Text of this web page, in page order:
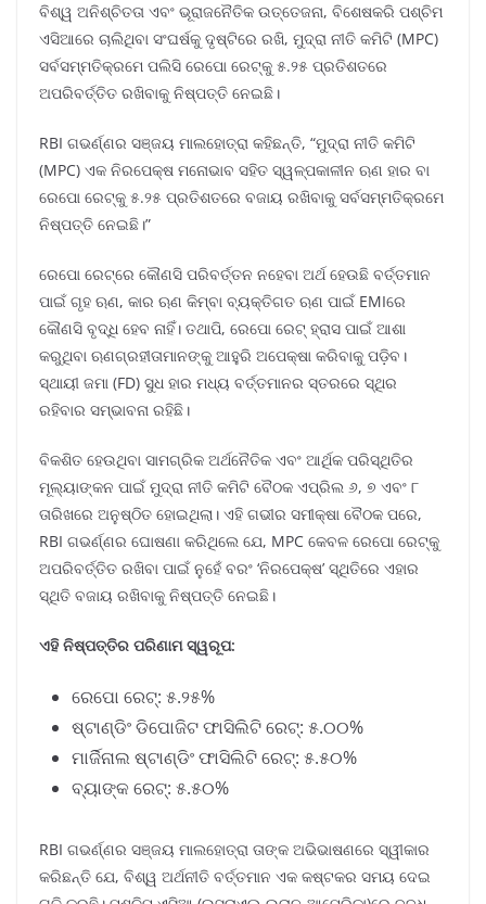
ବିଶ୍ୱ ଅନିଶ୍ଚିତତା ଏବଂ ଭୂରାଜନୈତିକ ଉତ୍ତେଜନା, ବିଶେଷକରି ପଶ୍ଚିମ
ଏସିଆରେ ଚାଲିଥିବା ସଂଘର୍ଷକୁ ଦୃଷ୍ଟିରେ ରଖି, ମୁଦ୍ରା ନୀତି କମିଟି (MPC)
ସର୍ବସମ୍ମତିକ୍ରମେ ପଲିସି ରେପୋ ରେଟ୍‌କୁ ୫.୨୫ ପ୍ରତିଶତରେ
ଅପରିବର୍ତ୍ତିତ ରଖିବାକୁ ନିଷ୍ପତ୍ତି ନେଇଛି।
RBI ଗଭର୍ଣ୍ଣର ସଞ୍ଜୟ ମାଲହୋତ୍ରା କହିଛନ୍ତି, “ମୁଦ୍ରା ନୀତି କମିଟି
(MPC) ଏକ ନିରପେକ୍ଷ ମନୋଭାବ ସହିତ ସ୍ୱଳ୍ପକାଳୀନ ଋଣ ହାର ବା
ରେପୋ ରେଟ୍‌କୁ ୫.୨୫ ପ୍ରତିଶତରେ ବଜାୟ ରଖିବାକୁ ସର୍ବସମ୍ମତିକ୍ରମେ
ନିଷ୍ପତ୍ତି ନେଇଛି।”
ରେପୋ ରେଟ୍‌ରେ କୌଣସି ପରିବର୍ତ୍ତନ ନହେବା ଅର୍ଥ ହେଉଛି ବର୍ତ୍ତମାନ
ପାଇଁ ଗୃହ ଋଣ, କାର ଋଣ କିମ୍ବା ବ୍ୟକ୍ତିଗତ ଋଣ ପାଇଁ EMIରେ
କୌଣସି ବୃଦ୍ଧି ହେବ ନାହିଁ। ତଥାପି, ରେପୋ ରେଟ୍‌ ହ୍ରାସ ପାଇଁ ଆଶା
କରୁଥିବା ଋଣଗ୍ରହୀତାମାନଙ୍କୁ ଆହୁରି ଅପେକ୍ଷା କରିବାକୁ ପଡ଼ିବ।
ସ୍ଥାୟୀ ଜମା (FD) ସୁଧ ହାର ମଧ୍ୟ ବର୍ତ୍ତମାନର ସ୍ତରରେ ସ୍ଥିର
ରହିବାର ସମ୍ଭାବନା ରହିଛି।
ବିକଶିତ ହେଉଥିବା ସାମଗ୍ରିକ ଅର୍ଥନୈତିକ ଏବଂ ଆର୍ଥିକ ପରିସ୍ଥିତିର
ମୂଲ୍ୟାଙ୍କନ ପାଇଁ ମୁଦ୍ରା ନୀତି କମିଟି ବୈଠକ ଏପ୍ରିଲ ୬, ୭ ଏବଂ ୮
ତାରିଖରେ ଅନୁଷ୍ଠିତ ହୋଇଥିଲା। ଏହି ଗଭୀର ସମୀକ୍ଷା ବୈଠକ ପରେ,
RBI ଗଭର୍ଣ୍ଣର ଘୋଷଣା କରିଥିଲେ ଯେ, MPC କେବଳ ରେପୋ ରେଟ୍‌କୁ
ଅପରିବର୍ତ୍ତିତ ରଖିବା ପାଇଁ ନୁହେଁ ବରଂ ‘ନିରପେକ୍ଷ’ ସ୍ଥିତିରେ ଏହାର
ସ୍ଥିତି ବଜାୟ ରଖିବାକୁ ନିଷ୍ପତ୍ତି ନେଇଛି।
ଏହି ନିଷ୍ପତ୍ତିର ପରିଣାମ ସ୍ୱରୂପ:
ରେପୋ ରେଟ୍‌: ୫.୨୫%
ଷ୍ଟାଣ୍ଡିଂ ଡିପୋଜିଟ ଫାସିଲିଟି ରେଟ୍‌: ୫.୦୦%
ମାର୍ଜିନାଲ ଷ୍ଟାଣ୍ଡିଂ ଫାସିଲିଟି ରେଟ୍‌: ୫.୫୦%
ବ୍ୟାଙ୍କ ରେଟ୍‌: ୫.୫୦%
RBI ଗଭର୍ଣ୍ଣର ସଞ୍ଜୟ ମାଲହୋତ୍ରା ତାଙ୍କ ଅଭିଭାଷଣରେ ସ୍ୱୀକାର
କରିଛନ୍ତି ଯେ, ବିଶ୍ୱ ଅର୍ଥନୀତି ବର୍ତ୍ତମାନ ଏକ କଷ୍ଟକର ସମୟ ଦେଇ